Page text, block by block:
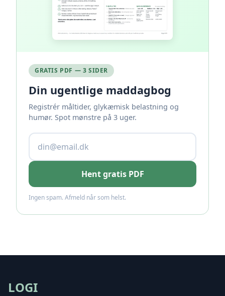
GRATIS PDF — 3 SIDER
Din ugentlige maddagbog
Registrér måltider, glykæmisk belastning og
humør. Spot mønstre på 3 uger.
Hent gratis PDF
Ingen spam. Afmeld når som helst.
LOGI